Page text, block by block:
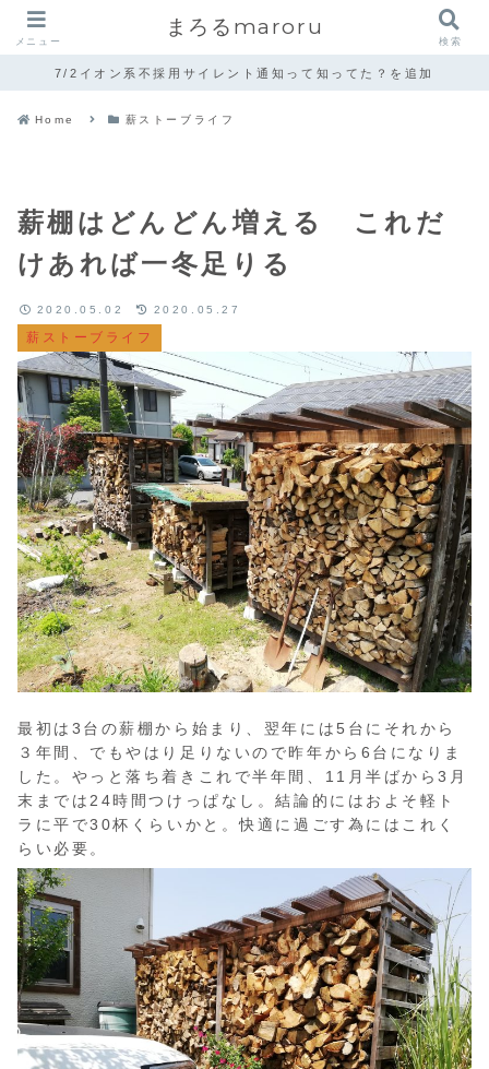
7/2イオン系不採用サイレント通知って知ってた？を追加
Home 薪ストーブライフ
薪棚はどんどん増える これだ
けあれば一冬足りる
薪ストーブライフ
2020.05.02 2020.05.27
最初は3台の薪棚から始まり、翌年には5台にそれから
３年間、でもやはり足りないので昨年から6台になりま
した。やっと落ち着きこれで半年間、11月半ばから3月
末までは24時間つけっぱなし。結論的にはおよそ軽ト
ラに平で30杯くらいかと。快適に過ごす為にはこれく
らい必要。
メニュー
まろるmaroru
検索